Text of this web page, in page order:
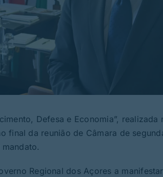
Defesa e Economia”,
final da reunião de Câmara de
Regional dos Açores a